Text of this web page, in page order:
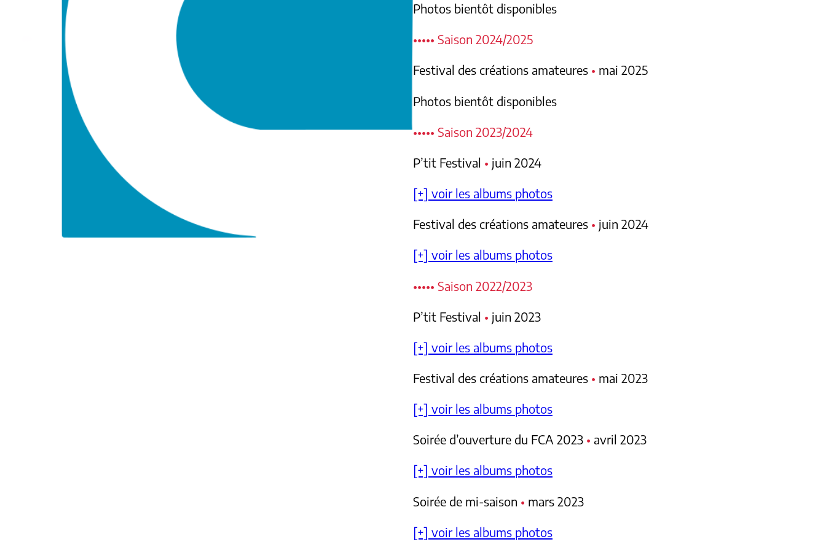
Photos bientôt disponibles
••••• Saison 2024/2025
Festival des créations amateures • mai 2025
Photos bientôt disponibles
••••• Saison 2023/2024
P’tit Festival • juin 2024
[+] voir les albums photos
Festival des créations amateures • juin 2024
[+] voir les albums photos
••••• Saison 2022/2023
P’tit Festival • juin 2023
[+] voir les albums photos
Festival des créations amateures • mai 2023
[+] voir les albums photos
Soirée d’ouverture du FCA 2023 • avril 2023
[+] voir les albums photos
Soirée de mi-saison • mars 2023
[+] voir les albums photos